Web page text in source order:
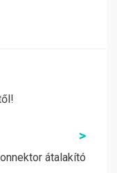
>
átalakító